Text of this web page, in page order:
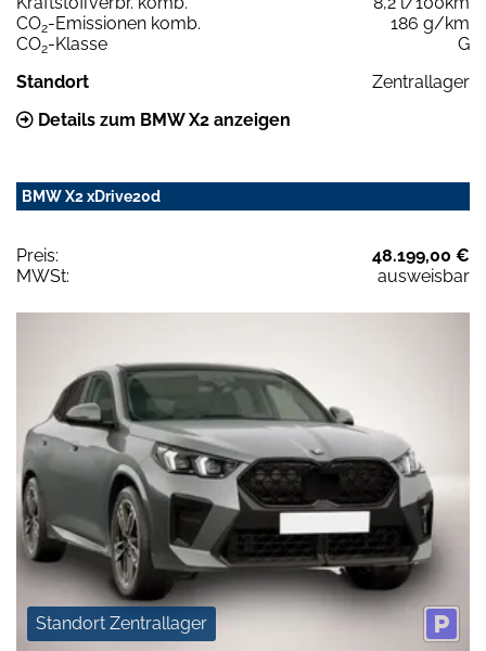
CO2-Emissionen komb.
186 g/km
CO2-Klasse
G
Standort
Zentrallager
Details zum BMW X2 anzeigen
BMW X2 xDrive20d
Preis:
48.199,00 €
MWSt:
ausweisbar
Standort Zentrallager